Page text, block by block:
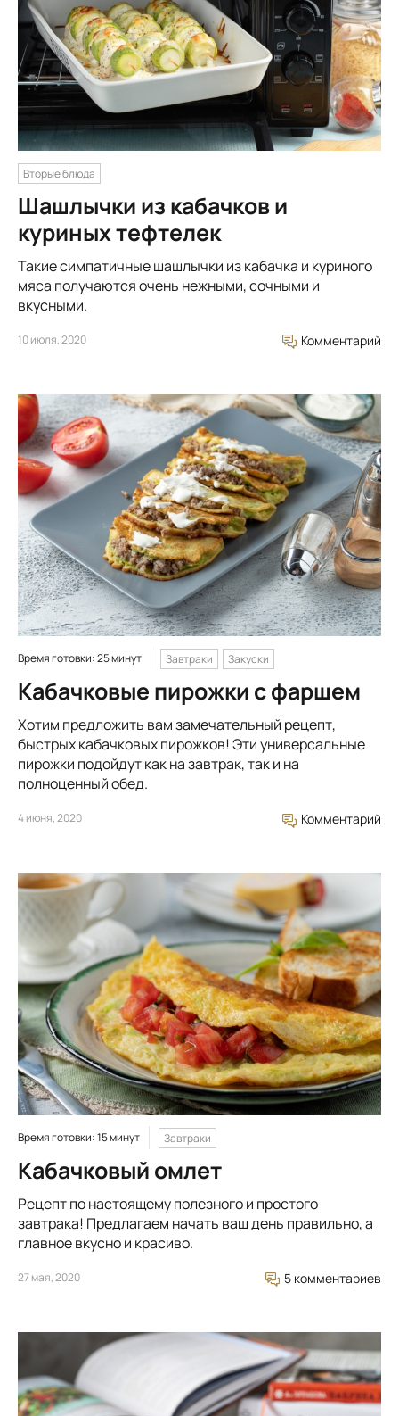
Вторые блюда
Шашлычки из кабачков и
куриных тефтелек
Такие симпатичные шашлычки из кабачка и куриного
мяса получаются очень нежными, сочными и
вкусными.
10 июля, 2020 Комментарий
Время готовки: 25 минут Завтраки Закуски
Кабачковые пирожки с фаршем
Хотим предложить вам замечательный рецепт,
быстрых кабачковых пирожков! Эти универсальные
пирожки подойдут как на завтрак, так и на
полноценный обед.
4 июня, 2020 Комментарий
Время готовки: 15 минут Завтраки
Кабачковый омлет
Рецепт по настоящему полезного и простого
завтрака! Предлагаем начать ваш день правильно, а
главное вкусно и красиво.
27 мая, 2020 5 комментариев